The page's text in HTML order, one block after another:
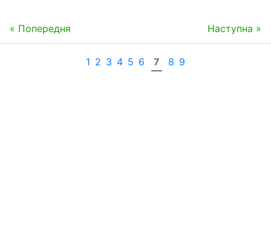
« Попередня Наступна »
1 2 3 4 5 6 7 8 9